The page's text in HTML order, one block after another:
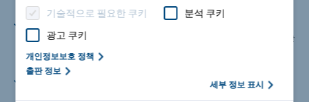
기술적으로 필요한 쿠키
분석 쿠키
광고 쿠키
개인정보보호 정책
출판 정보
세부 정보 표시
최고의 단열성능
두께 120mm 단열재. 고밀도 극세섬유가 보강된 콘크리트와 높
은 내력성능을 위한 특별한 브라켓 설계로 만들어진 HTE
Compact® 내압축 패드